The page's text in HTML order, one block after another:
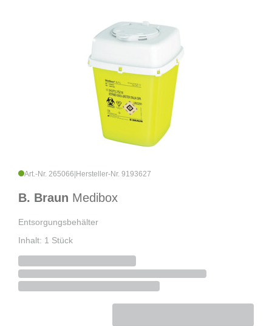
Art.-Nr. 265066 Hersteller-Nr. 9193627
B. Braun Medibox
Entsorgungsbehälter
Inhalt: 1 Stück